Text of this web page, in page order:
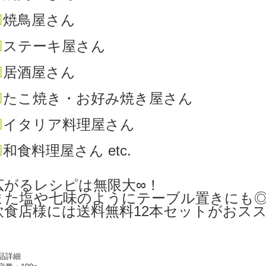
焼鳥屋さん
ステーキ屋さん
居酒屋さん
たこ焼き・お好み焼き屋さん
イタリア料理屋さん
和食料理屋さん etc.
がるレシピは無限大∞！
た塩や七味のようにテーブル置きにも
食店様には送料無料12本セットがおスス
詳細